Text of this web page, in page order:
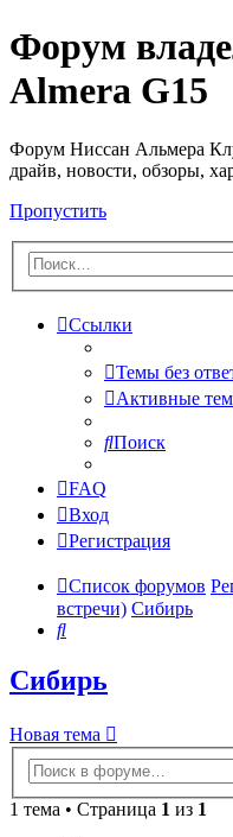
Форум
Almera G15
Форум Ниссан Альмера
драйв, новости, обзоры,
Пропустить
Ссылки
Темы без
Активные
Поиск
FAQ
Вход
Регистрация
Список форумов
встречи) Сибирь
Поиск
Сибирь
Новая тема
1 тема • Страница 1 из 1